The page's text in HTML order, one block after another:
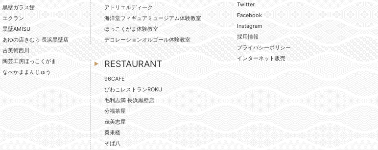
黒壁ガラス館
エクラン
黒壁AMISU
あゆの店きむら 長浜黒壁店
古美術西川
陶芸工房ほっこくがま
なべかままんじゅう
アトリエルディーク
海洋堂フィギュアミュージアム体験教室
ほっこくがま体験教室
デコレーションオルゴール体験教室
RESTAURANT
96CAFE
びわこレストランROKU
毛利志満 長浜黒壁店
分福茶屋
茂美志屋
翼果楼
そば八
Twitter
Facebook
Instagram
採用情報
プライバシーポリシー
インターネット販売